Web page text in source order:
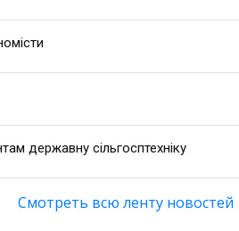
державну сільгосптехніку
Смотреть всю ленту новостей